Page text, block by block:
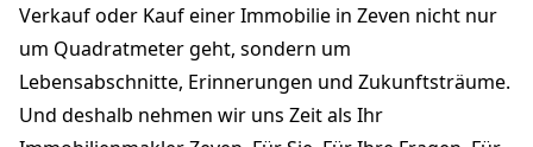
Verkauf oder Kauf einer Immobilie in Zeven nicht nur
um Quadratmeter geht, sondern um
Lebensabschnitte, Erinnerungen und Zukunftsträume.
Und deshalb nehmen wir uns Zeit als Ihr